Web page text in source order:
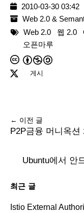
2010-03-30 03:42
Web 2.0 &
Web 2.0
웹 2.0
오픈마루
게시
← 이전 글
P2P금융 머니옥션
Ubuntu에서 안
최근 글
Istio External